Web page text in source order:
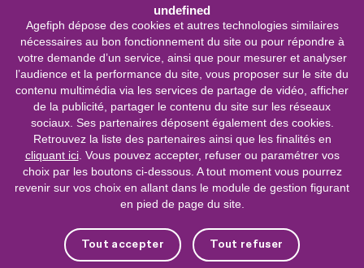
undefined
Agefiph dépose des cookies et autres technologies similaires
nécessaires au bon fonctionnement du site ou pour répondre à
votre demande d’un service, ainsi que pour mesurer et analyser
l’audience et la performance du site, vous proposer sur le site du
contenu multimédia via les services de partage de vidéo, afficher
de la publicité, partager le contenu du site sur les réseaux
sociaux. Ses partenaires déposent également des cookies.
Retrouvez la liste des partenaires ainsi que les finalités en
cliquant ici. Vous pouvez accepter, refuser ou paramétrer vos
choix par les boutons ci-dessous. A tout moment vous pourrez
revenir sur vos choix en allant dans le module de gestion figurant
en pied de page du site.
Tout accepter Tout refuser
Nous suivre
Youtube
Linkedin
Facebook
0 800 11 10 09
Service &
appel gratuits
Nous contacter
Plateforme de mise en contact LSF